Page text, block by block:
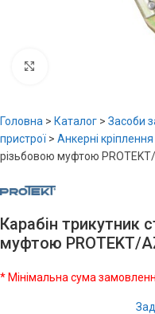
Головна > Каталог > Засоби
пристрої > Анкерні кріплення
різьбовою муфтою
Карабін трикутник
муфтою PROTEKT/
* Мінімальна сума